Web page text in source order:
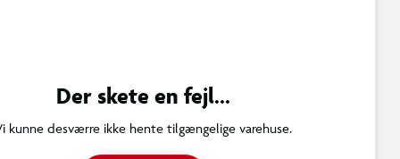
Der skete en fejl...
kunne desværre ikke hente tilgængelige varehuse.